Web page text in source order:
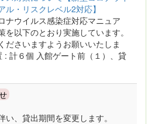
・リスクレベル2対応】
ナウイルス感染症対応マニュア
を以下のとおり実施しています。
ださいますようお願いいたしま
: 計６個 入館ゲート前（１）、貸
、貸出期間を変更します。